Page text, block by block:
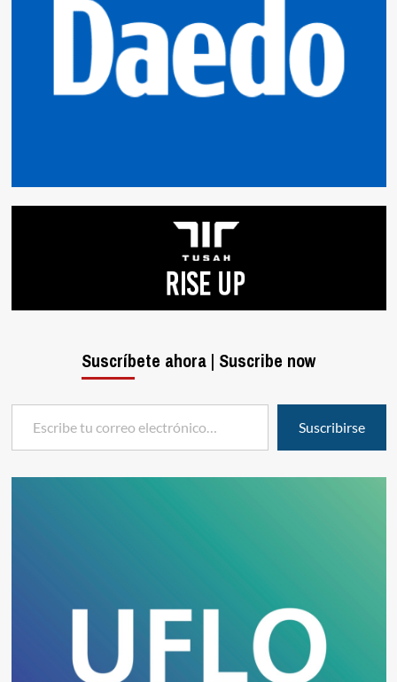
Suscríbete ahora | Suscribe now
Escribe tu correo electrónico…
Suscribirse